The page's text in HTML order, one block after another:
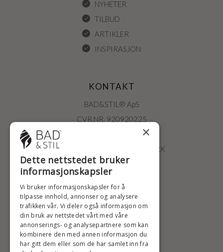
NYHETER
TILBUD
ARTIKLER
INSPIRASJON
KONTAKT
BAD&STIL® ApS
CVR.NR. 920920225
ØSTERBROGADE 202
2100 KØBENHAVN • DANMARK
+47 2396 6660
BADSTIL@BADSTIL.NO
HØYESTE KREDITTVURD
×
Dette nettstedet bruker
informasjonskapsler
Vi bruker informasjonskapsler for å
tilpasse innhold, annonser og analysere
trafikken vår. Vi deler også informasjon om
din bruk av nettstedet vårt med våre
annonserings- og analysepartnere som kan
kombinere den med annen informasjon du
har gitt dem eller som de har samlet inn fra